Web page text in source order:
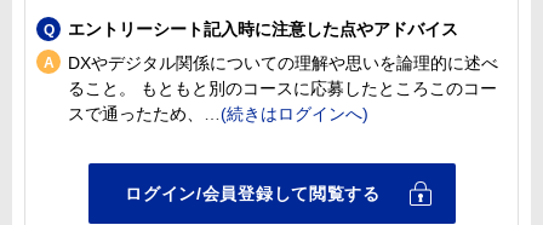
エントリーシート記入時に注意した点やアドバイス
DXやデジタル関係についての理解や思いを論理的に述べ
ること。 もともと別のコースに応募したところこのコー
スで通ったため、